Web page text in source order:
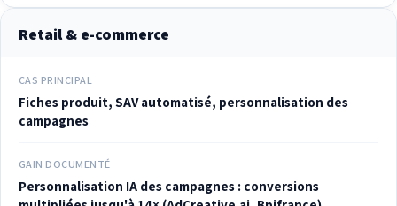
Retail & e-commerce
CAS PRINCIPAL
Fiches produit, SAV automatisé, personnalisation des
campagnes
GAIN DOCUMENTÉ
Personnalisation IA des campagnes : conversions